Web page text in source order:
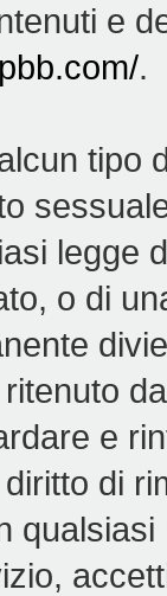
e
.
tipo
legge
o di
e
diritto di